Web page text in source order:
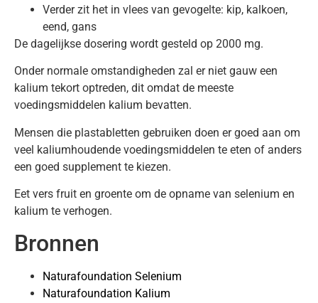
Verder zit het in vlees van gevogelte: kip, kalkoen,
eend, gans
De dagelijkse dosering wordt gesteld op 2000 mg.
Onder normale omstandigheden zal er niet gauw een
kalium tekort optreden, dit omdat de meeste
voedingsmiddelen kalium bevatten.
Mensen die plastabletten gebruiken doen er goed aan om
veel kaliumhoudende voedingsmiddelen te eten of anders
een goed supplement te kiezen.
Eet vers fruit en groente om de opname van selenium en
kalium te verhogen.
Bronnen
Naturafoundation Selenium
Naturafoundation Kalium